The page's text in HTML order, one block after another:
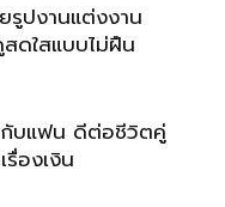
รูปงานแต่งงาน
ดใสแบบไม่ฝืน
บแฟน ดีต่อชีวิตคู่
รื่องเงิน